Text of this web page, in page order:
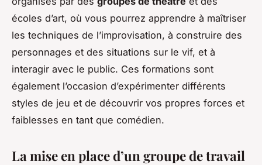
écoles d’art, où vous pourrez apprendre à maîtriser
les techniques de l’improvisation, à construire des
personnages et des situations sur le vif, et à
interagir avec le public. Ces formations sont
également l’occasion d’expérimenter différents
styles de jeu et de découvrir vos propres forces et
faiblesses en tant que comédien.
La mise en place d’un groupe de travail